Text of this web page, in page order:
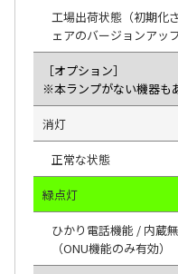
工場出荷状態（初期化
ェアのバージョンアッ
［オプション］
※本ランプがない機器も
消灯
正常な状態
緑点灯
ひかり電話機能 / 内蔵
（ONU機能のみ有効）